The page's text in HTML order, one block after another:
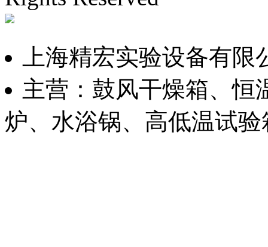
上海精宏实验设备有限
主营：鼓风干燥箱、恒
炉、水浴锅、高低温试验